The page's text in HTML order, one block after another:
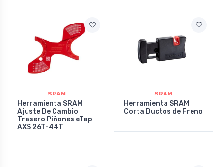
SRAM
Herramienta SRAM
Ajuste De Cambio
Trasero Piñones eTap
AXS 26T-44T
SRAM
Herramienta SRAM
Corta Ductos de Freno